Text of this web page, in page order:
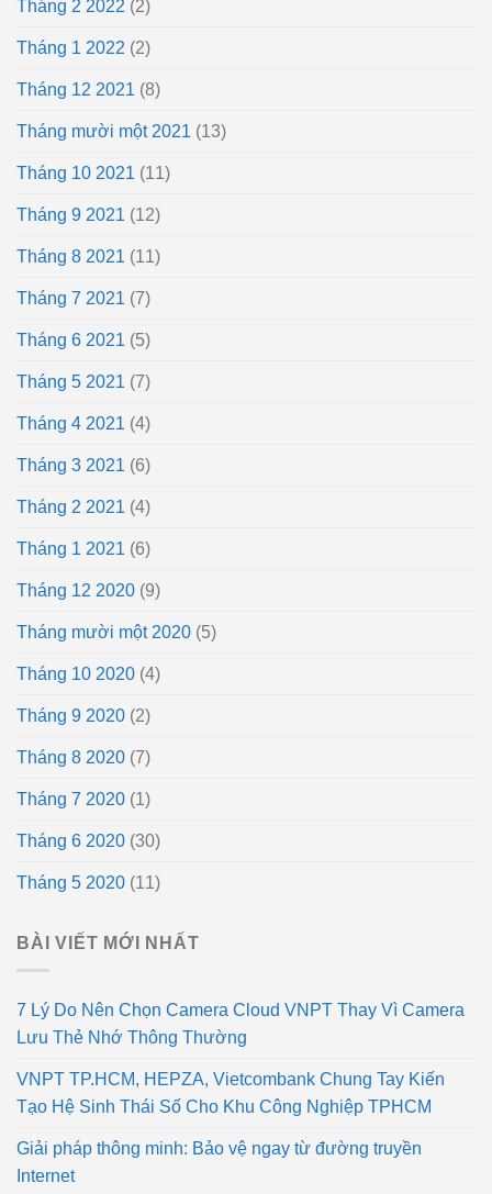
Tháng 2 2022 (2)
Tháng 1 2022 (2)
Tháng 12 2021 (8)
Tháng mười một 2021 (13)
Tháng 10 2021 (11)
Tháng 9 2021 (12)
Tháng 8 2021 (11)
Tháng 7 2021 (7)
Tháng 6 2021 (5)
Tháng 5 2021 (7)
Tháng 4 2021 (4)
Tháng 3 2021 (6)
Tháng 2 2021 (4)
Tháng 1 2021 (6)
Tháng 12 2020 (9)
Tháng mười một 2020 (5)
Tháng 10 2020 (4)
Tháng 9 2020 (2)
Tháng 8 2020 (7)
Tháng 7 2020 (1)
Tháng 6 2020 (30)
Tháng 5 2020 (11)
BÀI VIẾT MỚI NHẤT
7 Lý Do Nên Chọn Camera Cloud VNPT Thay Vì Camera
Lưu Thẻ Nhớ Thông Thường
VNPT TP.HCM, HEPZA, Vietcombank Chung Tay Kiến
Tạo Hệ Sinh Thái Số Cho Khu Công Nghiệp TPHCM
Giải pháp thông minh: Bảo vệ ngay từ đường truyền
Internet